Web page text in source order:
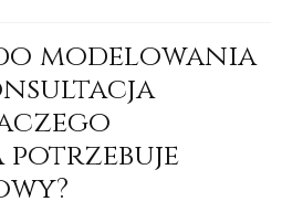
modelowania